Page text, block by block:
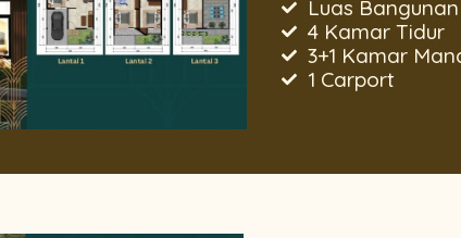
Luas Bangunan
4 Kamar Tidur
3+1 Kamar
1 Carport